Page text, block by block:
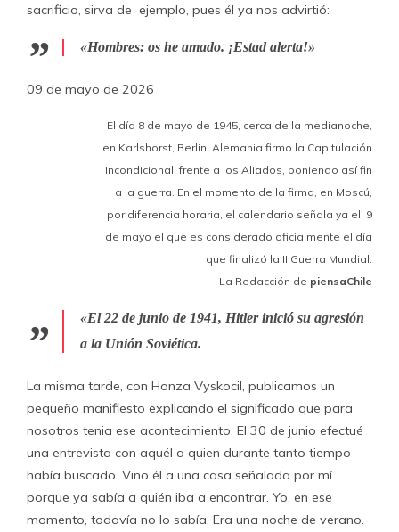
sacrificio, sirva de ejemplo, pues él ya nos advirtió:
«Hombres: os he amado. ¡Estad alerta!»
09 de mayo de 2026
El día 8 de mayo de 1945, cerca de la medianoche,
en Karlshorst, Berlin, Alemania firmo la Capitulación
Incondicional, frente a los Aliados, poniendo así fin
a la guerra. En el momento de la firma, en Moscú,
por diferencia horaria, el calendario señala ya el 9
de mayo el que es considerado oficialmente el día
que finalizó la II Guerra Mundial.
La Redacción de piensaChile
«El 22 de junio de 1941, Hitler inició su agresión
a la Unión Soviética.
La misma tarde, con Honza Vyskocil, publicamos un
pequeño manifiesto explicando el significado que para
nosotros tenia ese acontecimiento. El 30 de junio efectué
una entrevista con aquél a quien durante tanto tiempo
había buscado. Vino él a una casa señalada por mí
porque ya sabía a quién iba a encontrar. Yo, en ese
momento, todavía no lo sabía. Era una noche de verano.